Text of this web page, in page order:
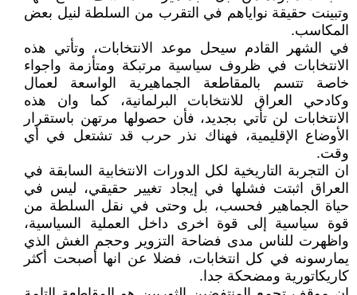
وتبينت حقيقة نواياهم في التقرب من السلطة لنيل بعض
المكاسب.
في الشهر القادم سيحل موعد الانتخابات، وتأتي هذە
الانتخابات في ظروف سیاسیة مرتبكة ومتأزمة واجواء
خاصة تتسم بالمقاطعة الجماهيرية الواسعة لعمال
وكادحي العراق للانتخابات البرلمانية، كما وان هذه
الانتخابات لن تأتي بجديد، فأن حصولها مرتهن باستقرار
الأوضاع الإقليمية، فهناك نذر حرب قد تشتعل في أي
وقت.
ان التجربة التاريخية لكل الدورات الانتخابية السابقة في
العراق اثبتت فشلها في إیجاد تغییر حقيقي، لیس في
حیاة الجماهير فحسب، بل وحتی في نقل السلطة من
قوة سياسية إلی قوة اخرى داخل العملية السياسية،
واظهرت للناس مدى فضاحة التزویر وحجم الغش الذي
يمارسونه في كل انتخابات، فضلا عن انها أصبحت أكثر
كاريكاتورية ومضحكة جدا.